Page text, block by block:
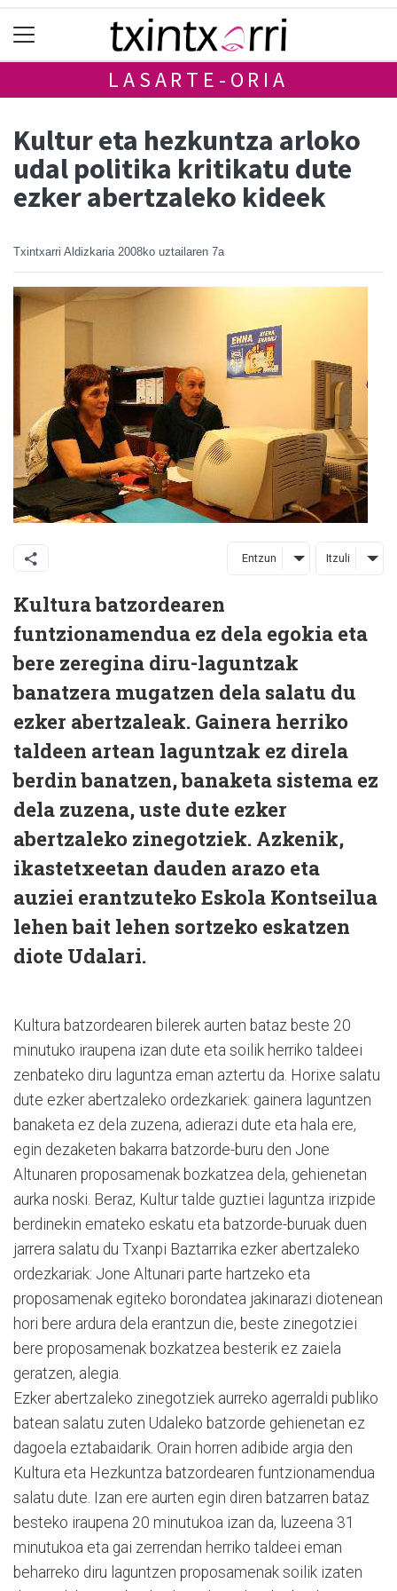
LASARTE-ORIA
Kultur eta hezkuntza arloko
udal politika kritikatu dute
ezker abertzaleko kideek
Txintxarri Aldizkaria 2008ko uztailaren 7a
Entzun Itzuli
Kultura batzordearen
funtzionamendua ez dela egokia eta
bere zeregina diru-laguntzak
banatzera mugatzen dela salatu du
ezker abertzaleak. Gainera herriko
taldeen artean laguntzak ez direla
berdin banatzen, banaketa sistema ez
dela zuzena, uste dute ezker
abertzaleko zinegotziek. Azkenik,
ikastetxeetan dauden arazo eta
auziei erantzuteko Eskola Kontseilua
lehen bait lehen sortzeko eskatzen
diote Udalari.
Kultura batzordearen bilerek aurten bataz beste 20
minutuko iraupena izan dute eta soilik herriko taldeei
zenbateko diru laguntza eman aztertu da. Horixe salatu
dute ezker abertzaleko ordezkariek: gainera laguntzen
banaketa ez dela zuzena, adierazi dute eta hala ere,
egin dezaketen bakarra batzorde-buru den Jone
Altunaren proposamenak bozkatzea dela, gehienetan
aurka noski. Beraz, Kultur talde guztiei laguntza irizpide
berdinekin emateko eskatu eta batzorde-buruak duen
jarrera salatu du Txanpi Baztarrika ezker abertzaleko
ordezkariak: Jone Altunari parte hartzeko eta
proposamenak egiteko borondatea jakinarazi diotenean
hori bere ardura dela erantzun die, beste zinegotziei
bere proposamenak bozkatzea besterik ez zaiela
geratzen, alegia.
Ezker abertzaleko zinegotziek aurreko agerraldi publiko
batean salatu zuten Udaleko batzorde gehienetan ez
dagoela eztabaidarik. Orain horren adibide argia den
Kultura eta Hezkuntza batzordearen funtzionamendua
salatu dute. Izan ere aurten egin diren batzarren bataz
besteko iraupena 20 minutukoa izan da, luzeena 31
minutukoa eta gai zerrendan herriko taldeei eman
beharreko diru laguntzen proposamenak soilik izaten